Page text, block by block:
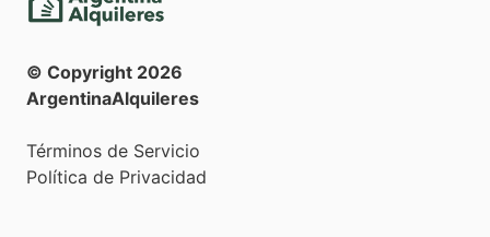
© Copyright 2026
ArgentinaAlquileres
Términos de Servicio
Política de Privacidad